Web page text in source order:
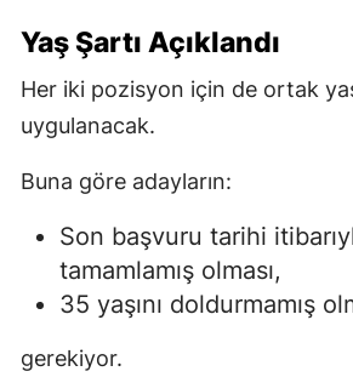
Yaş Şartı Açıklandı
Her iki pozisyon için de ortak
uygulanacak.
Buna göre adayların:
Son başvuru tarihi
tamamlamış olması,
35 yaşını doldurmamış
gerekiyor.